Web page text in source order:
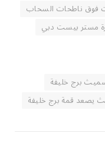
فوق ناطحات السحاب
مستر بيست دبي
برج خليفة
يصعد قمة برج خليفة